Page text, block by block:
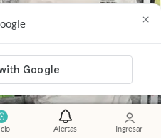
Alertas Ingresar
×